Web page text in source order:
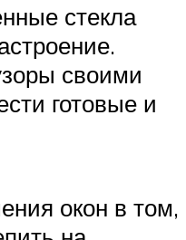
стекла
своими
готовые и
окон в том,